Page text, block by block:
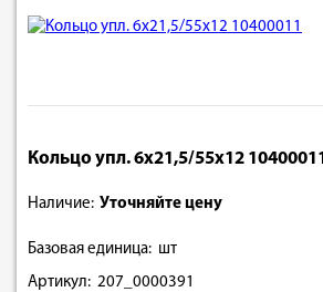
Кольцо упл. 6х21,5/55х12 10400011
Наличие: Уточняйте цену
Базовая единица: шт
Артикул: 207_0000391